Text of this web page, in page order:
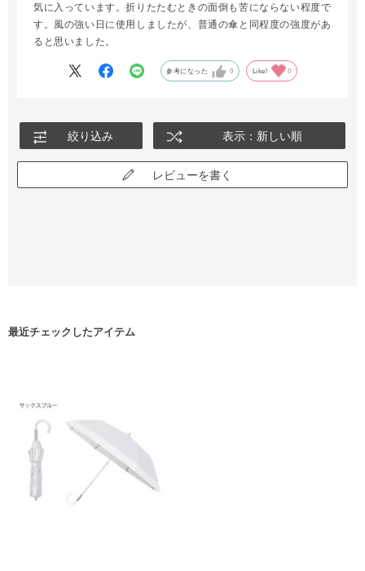
気に入っています。折りたたむときの面倒も苦にならない程度で
す。風の強い日に使用しましたが、普通の傘と同程度の強度があ
ると思いました。
参考になった 0 Like! 0
絞り込み 表示：新しい順
レビューを書く
最近チェックしたアイテム